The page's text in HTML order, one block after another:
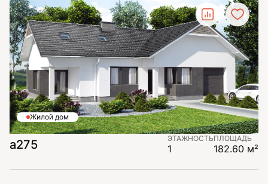
Жилой дом
а275 ЭТАЖНОСТЬ
1
ПЛОЩАДЬ
182.60 м²